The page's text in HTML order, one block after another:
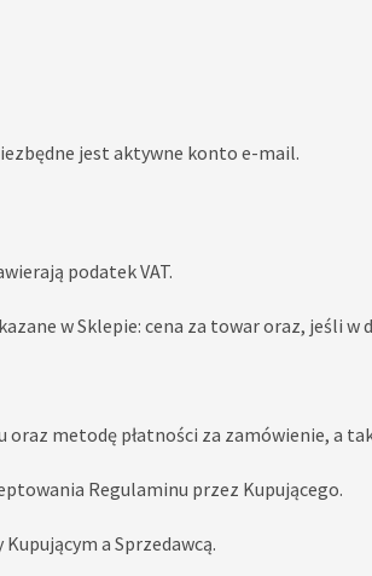
jest aktywne konto e-mail.
podatek VAT.
w Sklepie: cena za towar oraz,
metodę płatności za zamówienie, a
Regulaminu przez Kupującego.
a Sprzedawcą.